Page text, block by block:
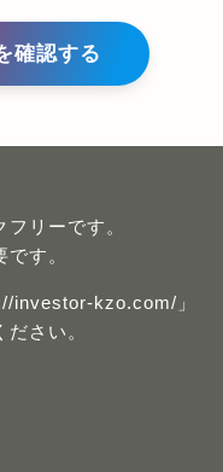
確認する
リーです。
す。
investor-kzo.com/」
さい。